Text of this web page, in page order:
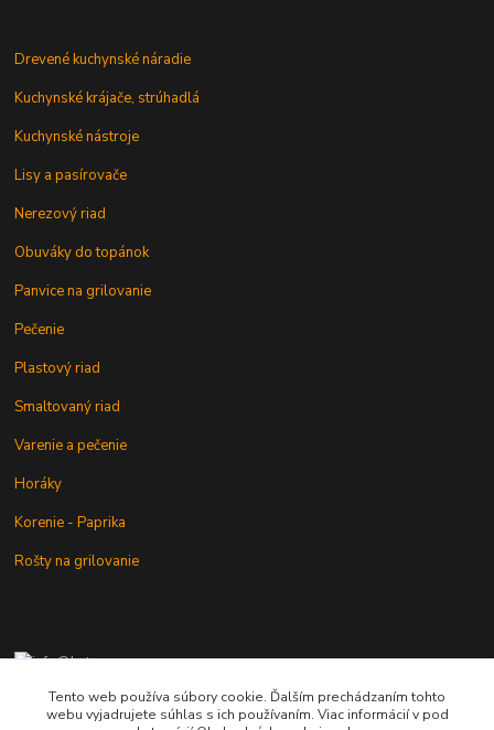
Drevené kuchynské náradie
Kuchynské krájače, strúhadlá
Kuchynské nástroje
Lisy a pasírovače
Nerezový riad
Obuváky do topánok
Panvice na grilovanie
Pečenie
Plastový riad
Smaltovaný riad
Varenie a pečenie
Horáky
Korenie - Paprika
Rošty na grilovanie
+421 902 212 007
od 8:00 - do 16:00 hod
Tento web používa súbory cookie. Ďalším prechádzaním tohto
webu vyjadrujete súhlas s ich používaním. Viac informácií v pod